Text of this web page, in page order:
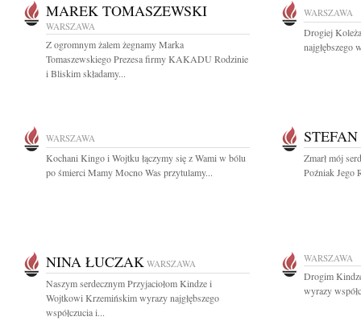
MAREK TOMASZEWSKI
WARSZAWA
Z ogromnym żalem żegnamy Marka
Tomaszewskiego Prezesa firmy KAKADU Rodzinie
i Bliskim składamy...
WARSZAWA
Drogiej
najgłębszego
WARSZAWA
Kochani Kingo i Wojtku łączymy się z Wami w bólu
po śmierci Mamy Mocno Was przytulamy...
Zmarł mój
Poźniak Jego
NINA ŁUCZAK WARSZAWA
Naszym serdecznym Przyjaciołom Kindze i
Wojtkowi Krzemińskim wyrazy najgłębszego
współczucia i...
WARSZAWA
Drogim
wyrazy